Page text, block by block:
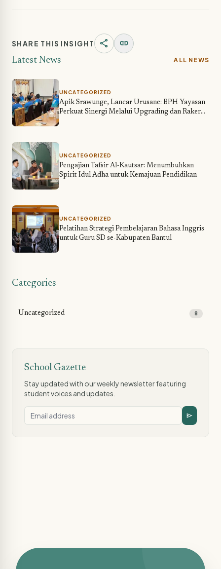
SHARE THIS INSIGHT share link
Latest News ALL NEWS
UNCATEGORIZED
Apik Srawunge, Lancar Urusane: BPH Yayasan
Perkuat Sinergi Melalui Upgrading dan Raker
UNCATEGORIZED
Pengajian Tafsir Al-Kautsar: Menumbuhkan
Spirit Idul Adha untuk Kemajuan Pendidikan
UNCATEGORIZED
Pelatihan Strategi Pembelajaran Bahasa Inggris
untuk Guru SD se-Kabupaten Bantul
Categories
Uncategorized 8
School Gazette
Stay updated with our weekly newsletter featuring
student voices and updates.
send